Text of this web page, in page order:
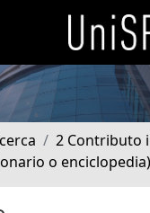
2 Contributo
o enciclopedia)